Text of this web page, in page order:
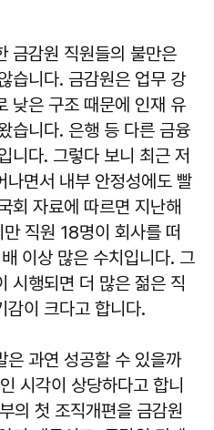
금감원 직원들의 불만은
습니다. 금감원은 업무 강
낮은 구조 때문에 인재 유
습니다. 은행 등 다른 금융
니다. 그렇다 보니 최근 저
나면서 내부 안정성에도 빨
회 자료에 따르면 지난해
직원 18명이 회사를 떠
이상 많은 수치입니다. 그
시행되면 더 많은 젊은 직
감이 크다고 합니다.
은 과연 성공할 수 있을까
시각이 상당하다고 합니
의 첫 조직개편을 금감원